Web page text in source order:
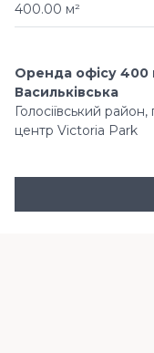
400.00 м²
Оренда офісу 400
Васильківська
Голосіївський
центр Victoria Park